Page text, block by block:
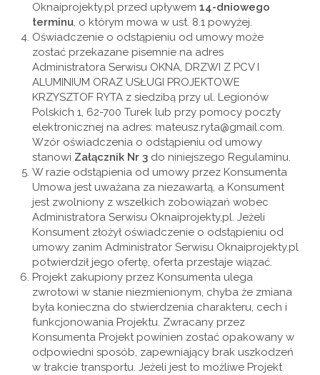
Oknaiprojekty.pl przed upływem 14-dniowego
terminu, o którym mowa w ust. 8.1 powyżej.
Oświadczenie o odstąpieniu od umowy może
zostać przekazane pisemnie na adres
Administratora Serwisu OKNA, DRZWI Z PCV I
ALUMINIUM ORAZ USŁUGI PROJEKTOWE
KRZYSZTOF RYTA z siedzibą przy ul. Legionów
Polskich 1, 62-700 Turek lub przy pomocy poczty
elektronicznej na adres: mateusz.ryta@gmail.com.
Wzór oświadczenia o odstąpieniu od umowy
stanowi Załącznik Nr 3 do niniejszego Regulaminu.
W razie odstąpienia od umowy przez Konsumenta
Umowa jest uważana za niezawartą, a Konsument
jest zwolniony z wszelkich zobowiązań wobec
Administratora Serwisu Oknaiprojekty.pl. Jeżeli
Konsument złożył oświadczenie o odstąpieniu od
umowy zanim Administrator Serwisu Oknaiprojekty.pl
potwierdził jego ofertę, oferta przestaje wiązać.
Projekt zakupiony przez Konsumenta ulega
zwrotowi w stanie niezmienionym, chyba że zmiana
była konieczna do stwierdzenia charakteru, cech i
funkcjonowania Projektu. Zwracany przez
Konsumenta Projekt powinien zostać opakowany w
odpowiedni sposób, zapewniający brak uszkodzeń
w trakcie transportu. Jeżeli jest to możliwe Projekt